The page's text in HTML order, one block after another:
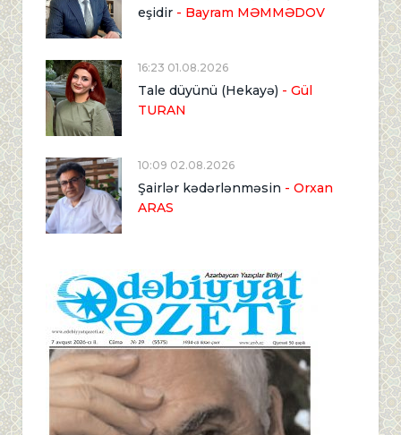
eşidir - Bayram MƏMMƏDOV
16:23 01.08.2026
Tale düyünü (Hekayə) - Gül
TURAN
10:09 02.08.2026
Şairlər kədərlənməsin - Orxan
ARAS